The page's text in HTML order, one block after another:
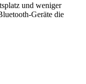
und weniger
Geräte die